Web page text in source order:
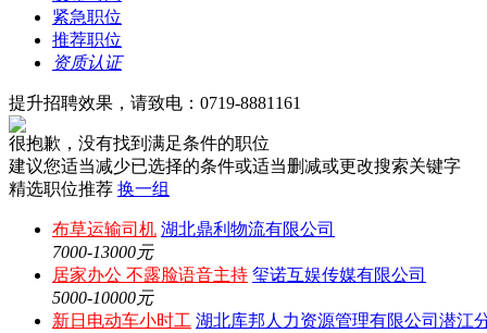
紧急职位
推荐职位
资质认证
提升招聘效果，请致电：0719-8881161
很抱歉，没有找到满足条件的职位
建议您适当减少已选择的条件或适当删减或更改搜索关键字
精选职位推荐 换一组
布草运输司机 湖北鼎利物流有限公司
7000-13000元
居家办公 不露脸语音主持 玺诺互娱传媒有限公司
5000-10000元
新日电动车小时工 湖北库邦人力资源管理有限公司潜江